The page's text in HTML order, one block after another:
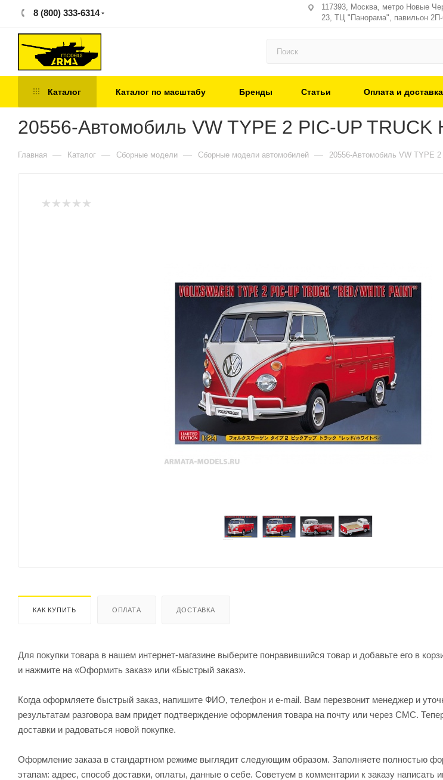
8 (800) 333-6314
117393, Москва, метро Новые
23, ТЦ "Панорама", павильон 2П-
Каталог Каталог по масштабу Бренды Статьи Оплата и доставка
20556-Автомобиль VW TYPE 2 PIC-UP TRUCK
Главная — Каталог — Сборные модели — Сборные модели автомобилей — 20556-Автомобиль VW TYPE
КАК КУПИТЬ ОПЛАТА ДОСТАВКА
Для покупки товара в нашем интернет-магазине выберите понравившийся товар и добавьте его в
и нажмите на «Оформить заказ» или «Быстрый заказ».
Когда оформляете быстрый заказ, напишите ФИО, телефон и e-mail. Вам перезвонит менеджер и
результатам разговора вам придет подтверждение оформления товара на почту или через СМС.
доставки и радоваться новой покупке.
Оформление заказа в стандартном режиме выглядит следующим образом. Заполняете полностью
этапам: адрес, способ доставки, оплаты, данные о себе. Советуем в комментарии к заказу написать